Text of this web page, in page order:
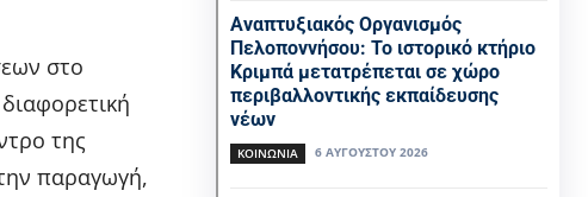
στο
της
παραγωγή,
Αναπτυξιακός Οργανισμός
Πελοποννήσου: Το ιστορικό κτήριο
Κριμπά μετατρέπεται σε χώρο
περιβαλλοντικής εκπαίδευσης
νέων
ΚΟΙΝΩΝΊΑ 6 ΑΥΓΟΎΣΤΟΥ 2026